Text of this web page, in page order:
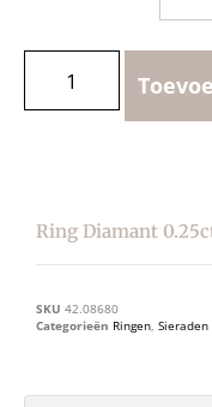
Ring Diamant
SKU 42.08680
Categorieën Ringen, Sieraden